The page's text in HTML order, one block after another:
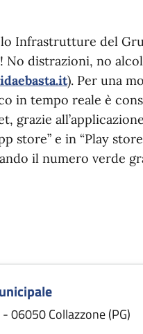
Infrastrutture del
No distrazioni, no
). Per una
in tempo reale è
grazie
store” e in “Play
il numero verde
06050 Collazzone (PG)